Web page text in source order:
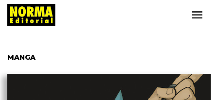
MANGA